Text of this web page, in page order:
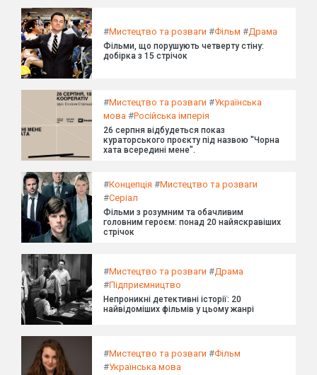
#Мистецтво та розваги #Фільм #Драма
Фільми, що порушують четверту стіну:
добірка з 15 стрічок
#Мистецтво та розваги #Українська
мова #Російська імперія
26 серпня відбудеться показ
кураторського проєкту під назвою "Чорна
хата всередині мене".
#Концепція #Мистецтво та розваги
#Серіал
Фільми з розумним та обачливим
головним героєм: понад 20 найяскравіших
стрічок
#Мистецтво та розваги #Драма
#Підприємництво
Непроникні детективні історії: 20
найвідоміших фільмів у цьому жанрі
#Мистецтво та розваги #Фільм
#Українська мова